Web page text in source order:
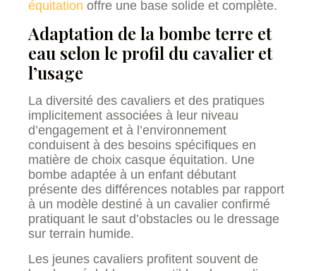
équitation offre une base solide et complète.
Adaptation de la bombe terre et
eau selon le profil du cavalier et
l’usage
La diversité des cavaliers et des pratiques
implicitement associées à leur niveau
d’engagement et à l’environnement
conduisent à des besoins spécifiques en
matière de choix casque équitation. Une
bombe adaptée à un enfant débutant
présente des différences notables par rapport
à un modèle destiné à un cavalier confirmé
pratiquant le saut d’obstacles ou le dressage
sur terrain humide.
Les jeunes cavaliers profitent souvent de